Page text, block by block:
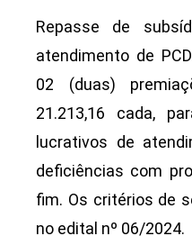
Repasse de
atendimento de
02 (duas)
21.213,16 cada,
lucrativos de
deficiências com
fim. Os critérios de
no edital nº 06/2024.